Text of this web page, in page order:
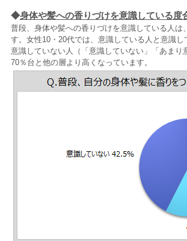
◆身体や髪への香りづけを意識している度
普段、身体や髪への香りづけを意識している人
す。女性10・20代では、意識している人と意識
意識していない人（「意識していない」「あま
70％台と他の層より高くなっています。